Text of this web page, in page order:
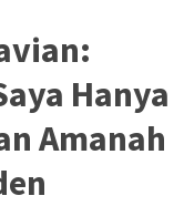
Hanya
Amanah